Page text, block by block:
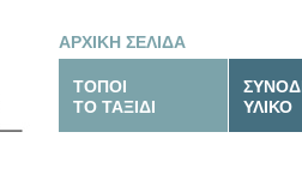
ΑΡΧΙΚΗ ΣΕΛΙΔΑ
ΤΟΠΟΙ
ΤΟ ΤΑΞΙΔΙ
ΥΛΙΚΟ